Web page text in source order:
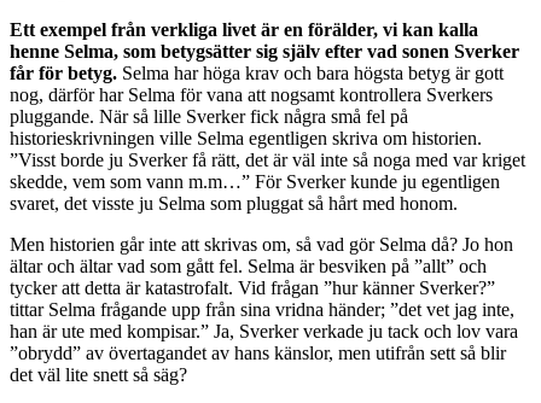
Ett exempel från verkliga livet är en förälder, vi kan kalla
henne Selma, som betygsätter sig själv efter vad sonen Sverker
får för betyg. Selma har höga krav och bara högsta betyg är gott
nog, därför har Selma för vana att nogsamt kontrollera Sverkers
pluggande. När så lille Sverker fick några små fel på
historieskrivningen ville Selma egentligen skriva om historien.
”Visst borde ju Sverker få rätt, det är väl inte så noga med var kriget
skedde, vem som vann m.m…” För Sverker kunde ju egentligen
svaret, det visste ju Selma som pluggat så hårt med honom.
Men historien går inte att skrivas om, så vad gör Selma då? Jo hon
ältar och ältar vad som gått fel. Selma är besviken på ”allt” och
tycker att detta är katastrofalt. Vid frågan ”hur känner Sverker?”
tittar Selma frågande upp från sina vridna händer; ”det vet jag inte,
han är ute med kompisar.” Ja, Sverker verkade ju tack och lov vara
”obrydd” av övertagandet av hans känslor, men utifrån sett så blir
det väl lite snett så säg?